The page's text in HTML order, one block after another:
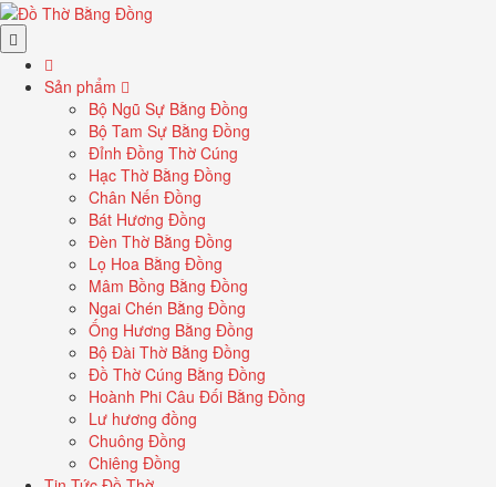
Sản phẩm
Bộ Ngũ Sự Bằng Đồng
Bộ Tam Sự Bằng Đồng
Đỉnh Đồng Thờ Cúng
Hạc Thờ Bằng Đồng
Chân Nến Đồng
Bát Hương Đồng
Đèn Thờ Bằng Đồng
Lọ Hoa Bằng Đồng
Mâm Bồng Bằng Đồng
Ngai Chén Bằng Đồng
Ống Hương Bằng Đồng
Bộ Đài Thờ Bằng Đồng
Đồ Thờ Cúng Bằng Đồng
Hoành Phi Câu Đối Bằng Đồng
Lư hương đồng
Chuông Đồng
Chiêng Đồng